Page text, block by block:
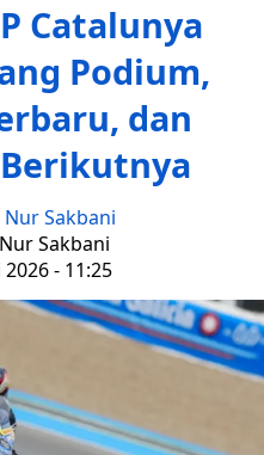
Catalunya
Podium,
dan
Nur Sakbani
Sakbani
- 11:25